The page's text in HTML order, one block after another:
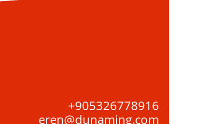
+905326778916
eren@dunaming.com